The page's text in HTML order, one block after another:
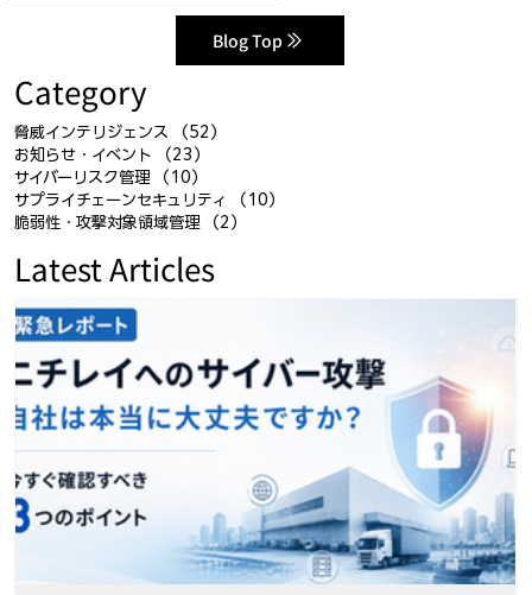
Blog Top
Category
脅威インテリジェンス （52）
お知らせ・イベント
（23）
サイバーリスク管理
（10）
サプライチェーンセキュリティ
（10）
脆弱性・攻撃対象領域管理
（2）
Latest Articles